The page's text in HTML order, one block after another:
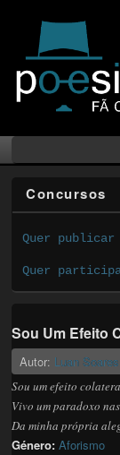
Concursos
Quer
Quer
Sou Um Efeito
Autor: Luan Soares
Sou um efeito
Vivo um paradoxo
Da minha própria
Género:Aforismo